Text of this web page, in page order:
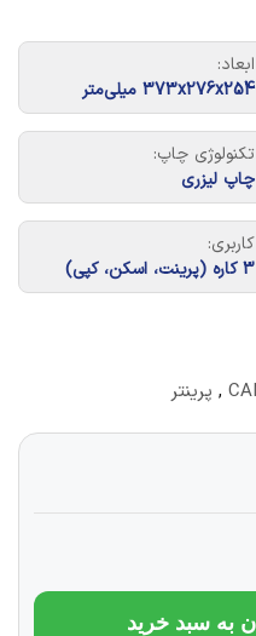
ابعاد:
373x276x254 میلی‌متر
تکنولوژی چاپ:
چاپ لیزری
کاربری:
3 کاره (پرینت، اسکن، کپی)
, پرینتر
به سبد خرید